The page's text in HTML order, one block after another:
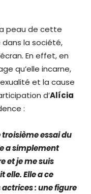
peau de cette
la société,
En effet, en
qu’elle incarne,
et la cause
d’Alícia
:
troisième essai du
a simplement
et je me suis
Elle a ce
: une figure